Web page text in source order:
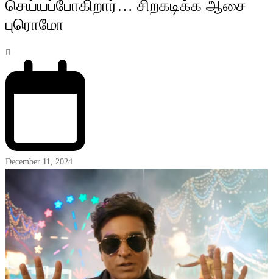
செய்யப்போகிறார்… சிறகடிக்க ஆசை
புரொமோ
December 11, 2024